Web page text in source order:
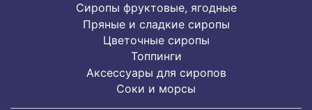
Cиропы фруктовые, ягодные
Пряные и сладкие сиропы
Цветочные сиропы
Топпинги
Аксессуары для сиропов
Соки и морсы